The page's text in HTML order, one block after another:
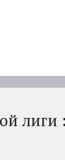
лиги